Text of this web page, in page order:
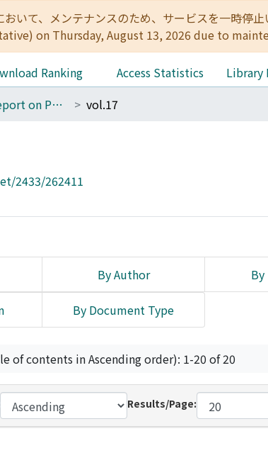
おいて、メンテナンスのため、サービスを一時
on Thursday, August 13, 2026 due to
Ranking Access Statistics
Library
The Annual Report on Philosophy of Religion vol.17
2433/262411
By Author By
By Document Type
of contents in Ascending order): 1-20 of 20
Results/Page: